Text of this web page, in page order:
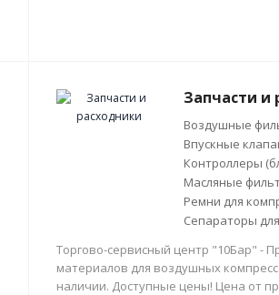
Запчасти и
Воздушные
Впускные
Контроллеры
Масляные
Ремни для
Сепараторы
Торгово-сервисный центр "10Бар" -
материалов для воздушных
наличии. Доступные цены! Цена от